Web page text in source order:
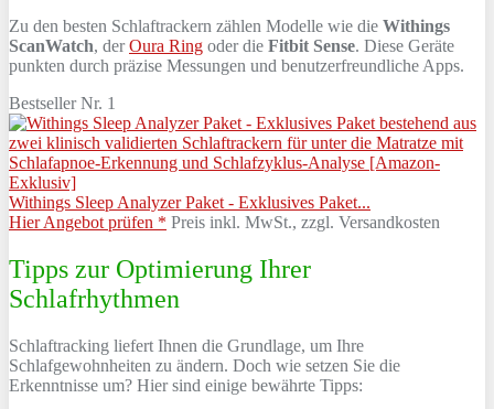
Zu den besten Schlaftrackern zählen Modelle wie die Withings
ScanWatch, derOura Ring oder die Fitbit Sense. Diese Geräte
punkten durch präzise Messungen und benutzerfreundliche Apps.
Bestseller Nr. 1
Withings Sleep Analyzer Paket - Exklusives Paket...
Hier Angebot prüfen * Preis inkl. MwSt., zzgl. Versandkosten
Tipps zur Optimierung Ihrer
Schlafrhythmen
Schlaftracking liefert Ihnen die Grundlage, um Ihre
Schlafgewohnheiten zu ändern. Doch wie setzen Sie die
Erkenntnisse um? Hier sind einige bewährte Tipps: